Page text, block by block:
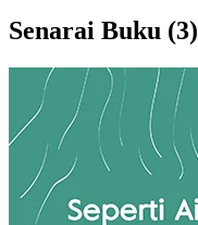
Senarai Buku (3)